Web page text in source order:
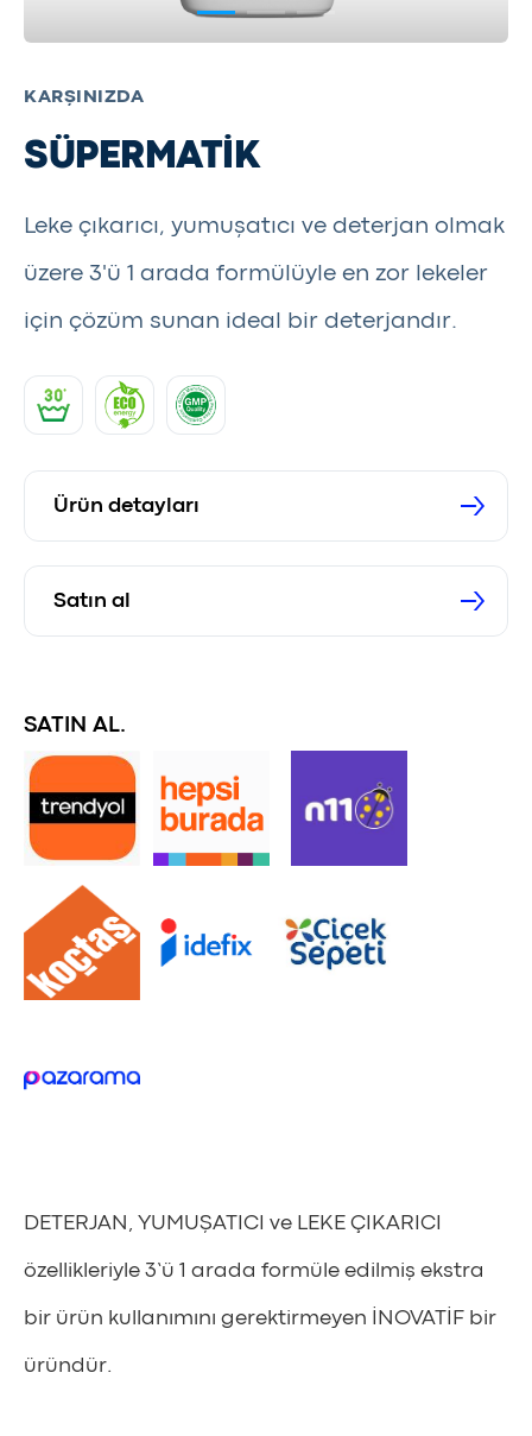
KARŞINIZDA
SÜPERMATİK
Leke çıkarıcı, yumuşatıcı ve deterjan olmak
üzere 3'ü 1 arada formülüyle en zor lekeler
için çözüm sunan ideal bir deterjandır.
Ürün detayları
Satın al
SATIN AL.
DETERJAN, YUMUŞATICI ve LEKE ÇIKARICI
özellikleriyle 3’ü 1 arada formüle edilmiş ekstra
bir ürün kullanımını gerektirmeyen İNOVATİF bir
üründür.